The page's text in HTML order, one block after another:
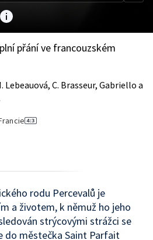
přání ve francouzském
Lebeauová, C. Brasseur, Gabriello a
rodu Percevalů je
a životem, k němuž ho jeho
strýcovými strážci se
do městečka Saint Parfait